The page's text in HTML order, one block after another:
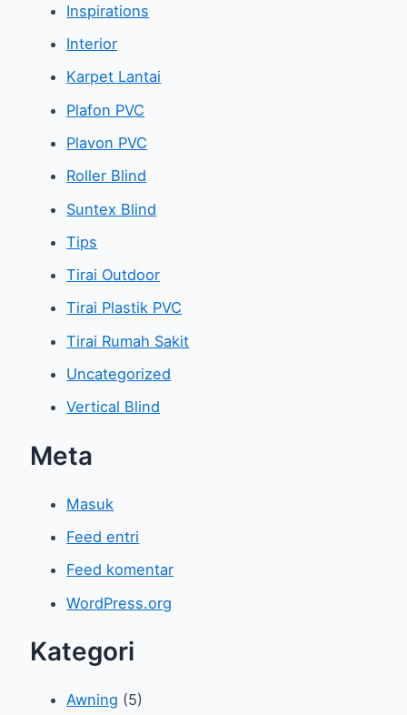
Inspirations
Interior
Karpet Lantai
Plafon PVC
Plavon PVC
Roller Blind
Suntex Blind
Tips
Tirai Outdoor
Tirai Plastik PVC
Tirai Rumah Sakit
Uncategorized
Vertical Blind
Meta
Masuk
Feed entri
Feed komentar
WordPress.org
Kategori
Awning (5)